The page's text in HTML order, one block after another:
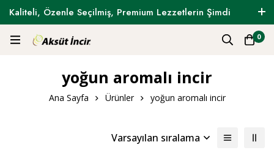
Kaliteli, Özenle Seçilmiş, Premium Lezzetlerin Şimdi
Tam Zamanı !
0
yoğun aromalı incir
Ana Sayfa Ürünler yoğun aromalı incir
Varsayılan sıralama